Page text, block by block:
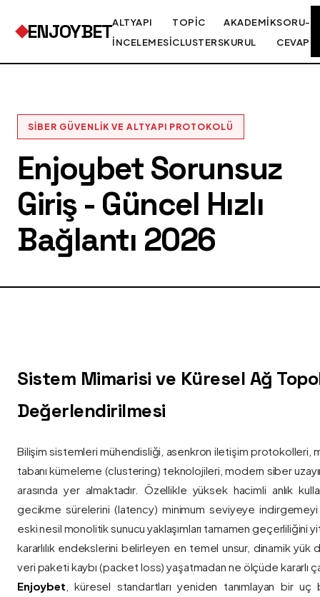
ENJOYBETALTYAPI
İNCELEMESI
TOPIC
CLUSTERS
AKADEMIK
KURUL
SORU-
CEVAP
SIBER GÜVENLIK VE ALTYAPI PROTOKOLÜ
Enjoybet Sorunsuz
Giriş - Güncel Hızlı
Bağlantı 2026
Sistem Mimarisi ve Küresel Ağ
Değerlendirilmesi
Bilişim sistemleri mühendisliği, asenkron iletişim protokolleri,
tabanı kümeleme (clustering) teknolojileri, modern siber
arasında yer almaktadır. Özellikle yüksek hacimli anlık
gecikme sürelerini (latency) minimum seviyeye
eski nesil monolitik sunucu yaklaşımları tamamen geçerliliğini
kararlılık endekslerini belirleyen en temel unsur, dinamik yük
veri paketi kaybı (packet loss) yaşatmadan ne ölçüde kararlı
Enjoybet , küresel standartları yeniden tanımlayan bir